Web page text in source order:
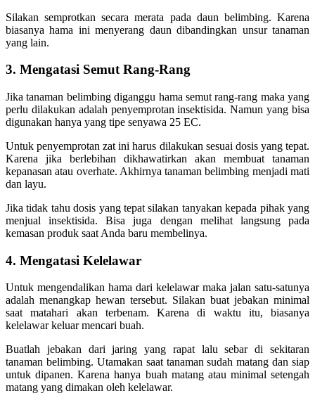
Silakan semprotkan secara merata pada daun belimbing. Karena
biasanya hama ini menyerang daun dibandingkan unsur tanaman
yang lain.
3. Mengatasi Semut Rang-Rang
Jika tanaman belimbing diganggu hama semut rang-rang maka yang
perlu dilakukan adalah penyemprotan insektisida. Namun yang bisa
digunakan hanya yang tipe senyawa 25 EC.
Untuk penyemprotan zat ini harus dilakukan sesuai dosis yang tepat.
Karena jika berlebihan dikhawatirkan akan membuat tanaman
kepanasan atau overhate. Akhirnya tanaman belimbing menjadi mati
dan layu.
Jika tidak tahu dosis yang tepat silakan tanyakan kepada pihak yang
menjual insektisida. Bisa juga dengan melihat langsung pada
kemasan produk saat Anda baru membelinya.
4. Mengatasi Kelelawar
Untuk mengendalikan hama dari kelelawar maka jalan satu-satunya
adalah menangkap hewan tersebut. Silakan buat jebakan minimal
saat matahari akan terbenam. Karena di waktu itu, biasanya
kelelawar keluar mencari buah.
Buatlah jebakan dari jaring yang rapat lalu sebar di sekitaran
tanaman belimbing. Utamakan saat tanaman sudah matang dan siap
untuk dipanen. Karena hanya buah matang atau minimal setengah
matang yang dimakan oleh kelelawar.